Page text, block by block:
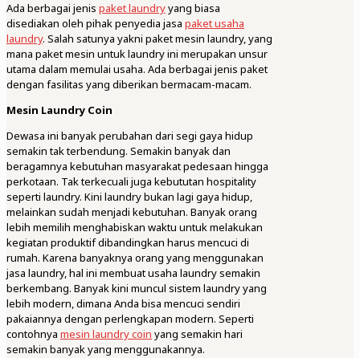
Ada berbagai jenis paket laundryyang biasa
disediakan oleh pihak penyedia jasa paket usaha
laundry. Salah satunya yakni paket mesin laundry, yang
mana paket mesin untuk laundry ini merupakan unsur
utama dalam memulai usaha. Ada berbagai jenis paket
dengan fasilitas yang diberikan bermacam-macam.
Mesin Laundry Coin
Dewasa ini banyak perubahan dari segi gaya hidup
semakin tak terbendung. Semakin banyak dan
beragamnya kebutuhan masyarakat pedesaan hingga
perkotaan. Tak terkecuali juga kebututan hospitality
seperti laundry. Kini laundry bukan lagi gaya hidup,
melainkan sudah menjadi kebutuhan. Banyak orang
lebih memilih menghabiskan waktu untuk melakukan
kegiatan produktif dibandingkan harus mencuci di
rumah. Karena banyaknya orang yang menggunakan
jasa laundry, hal ini membuat usaha laundry semakin
berkembang. Banyak kini muncul sistem laundry yang
lebih modern, dimana Anda bisa mencuci sendiri
pakaiannya dengan perlengkapan modern. Seperti
contohnya mesin laundry coin yang semakin hari
semakin banyak yang menggunakannya.